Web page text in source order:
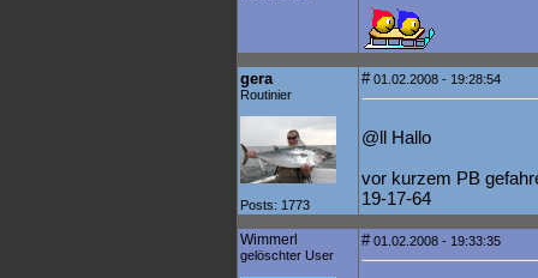
gera
Routinier
Posts: 1773
#01.02.2008 - 19:28:54
@ll Hallo
vor kurzem PB
19-17-64
Wimmerl
gelöschter User
#01.02.2008 - 19:33:35